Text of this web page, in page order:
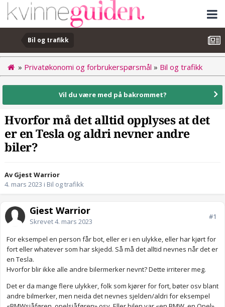
Bil og trafikk
» Privatøkonomi og forbrukerspørsmål » Bil og trafikk
Vil du være med på bakrommet?
Hvorfor må det alltid opplyses at det
er en Tesla og aldri nevner andre
biler?
Av Gjest Warrior
4. mars 2023 i Bil og trafikk
Gjest Warrior
Skrevet4. mars 2023
#1
For eksempel en person får bot, eller er i en ulykke, eller har kjørt for
fort eller whatever som har skjedd. Så må det alltid nevnes når det er
en Tesla.
Hvorfor blir ikke alle andre bilermerker nevnt? Dette irriterer meg.
Det er da mange flere ulykker, folk som kjører for fort, bøter osv blant
andre bilmerker, men neida det nevnes sjelden/aldri for eksempel